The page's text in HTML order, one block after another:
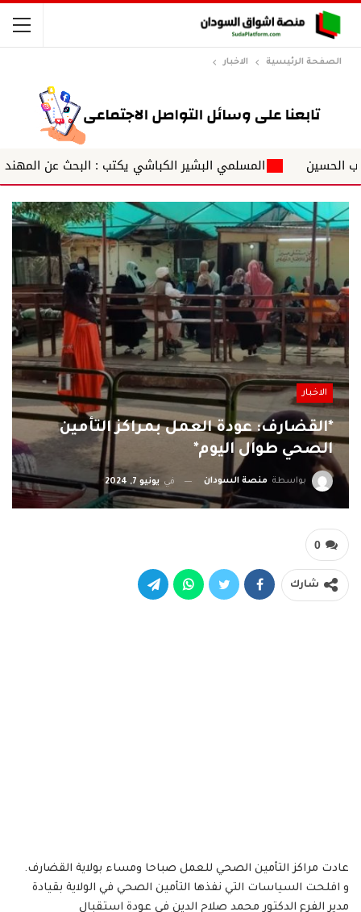
الصفحة الرئيسية الاخبار
المسلمي البشير الكباشي يكتب : البحث عن المهندس
الاخبار
*القضارف: عودة العمل بمراكز التأمين
الصحي طوال اليوم*
بواسطة منصة السودان في يونيو 7, 2024
0
شارك
عادت مراكز التأمين الصحي للعمل صباحا ومساء بولاية القضارف.
و افلحت السياسات التي نفذها التأمين الصحي في الولاية بقيادة
مدير الفرع الدكتور محمد صلاح الدين في عودة استقبال